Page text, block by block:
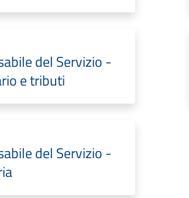
del Servizio -
e tributi
del Servizio -